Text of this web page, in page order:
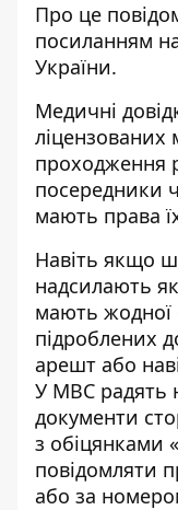
Про це
посиланням
України.
Медичні
ліцензованих
проходження
посередники
мають права
Навіть якщо
надсилають
мають жодної
підроблених
арешт або
У МВС радять
документи
з обіцянками
повідомляти
або за